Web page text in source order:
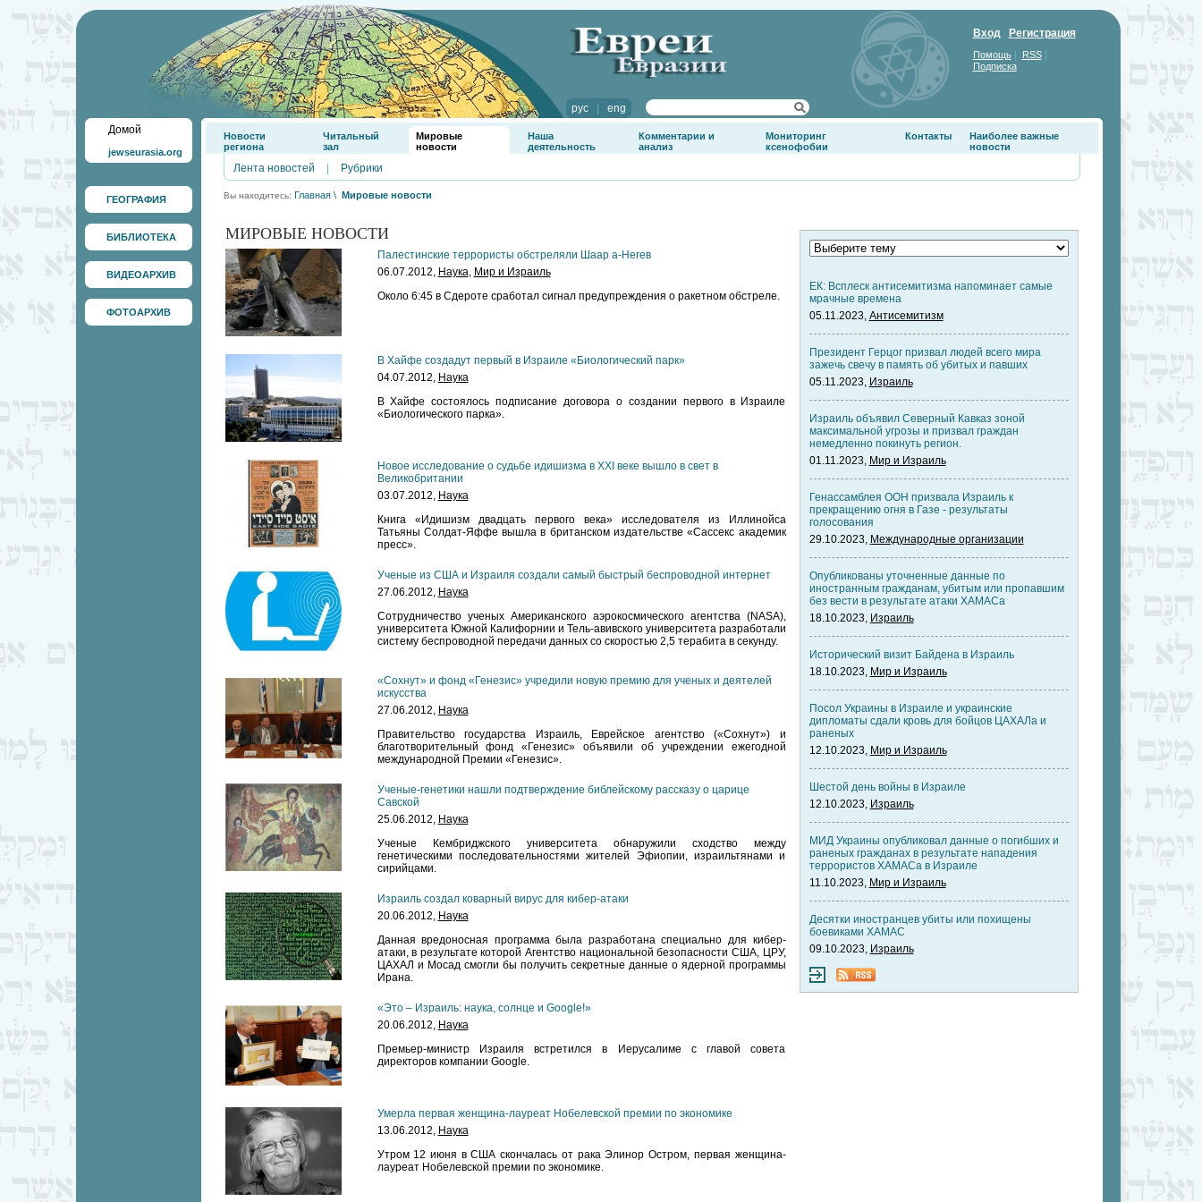
рус| eng
Вход Регистрация
Помощь| RSS|
Подписка
Домой
jewseurasia.org
ГЕОГРАФИЯ
БИБЛИОТЕКА
ВИДЕОАРХИВ
ФОТОАРХИВ
Новости
региона
Читальный
зал
Мировые
новости
Наша
деятельность
Комментарии и
анализ
Мониторинг
ксенофобии
Контакты
Наиболее важные
новости
Лента новостей Рубрики
Вы находитесь: Главная \ Мировые новости
МИРОВЫЕ НОВОСТИ
Палестинские террористы обстреляли Шаар а-Негев
06.07.2012, Наука, Мир и Израиль
Около 6:45 в Сдероте сработал сигнал предупреждения о ракетном обстреле.
В Хайфе создадут первый в Израиле «Биологический парк»
04.07.2012, Наука
В Хайфе состоялось подписание договора о создании первого в Израиле
«Биологического парка».
Новое исследование о судьбе идишизма в ХХI веке вышло в свет в
Великобритании
03.07.2012, Наука
Книга «Идишизм двадцать первого века» исследователя из Иллинойса
Татьяны Солдат-Яффе вышла в британском издательстве «Сассекс академик
пресс».
Ученые из США и Израиля создали самый быстрый беспроводной интернет
27.06.2012, Наука
Сотрудничество ученых Американского аэрокосмического агентства (NASA),
университета Южной Калифорнии и Тель-авивского университета разработали
систему беспроводной передачи данных со скоростью 2,5 терабита в секунду.
«Сохнут» и фонд «Генезис» учредили новую премию для ученых и деятелей
искусства
27.06.2012, Наука
Правительство государства Израиль, Еврейское агентство («Сохнут») и
благотворительный фонд «Генезис» объявили об учреждении ежегодной
международной Премии «Генезис».
Ученые-генетики нашли подтверждение библейскому рассказу о царице
Савской
25.06.2012, Наука
Ученые Кембриджского университета обнаружили сходство между
генетическими последовательностями жителей Эфиопии, израильтянами и
сирийцами.
Израиль создал коварный вирус для кибер-атаки
20.06.2012, Наука
Данная вредоносная программа была разработана специально для кибер-
атаки, в результате которой Агентство национальной безопасности США, ЦРУ,
ЦАХАЛ и Мосад смогли бы получить секретные данные о ядерной программы
Ирана.
«Это – Израиль: наука, солнце и Google!»
20.06.2012, Наука
Премьер-министр Израиля встретился в Иерусалиме с главой совета
директоров компании Google.
Умерла первая женщина-лауреат Нобелевской премии по экономике
13.06.2012, Наука
Утром 12 июня в США скончалась от рака Элинор Остром, первая женщина-
лауреат Нобелевской премии по экономике.
ЕК: Всплеск антисемитизма напоминает самые
мрачные времена
05.11.2023, Антисемитизм
Президент Герцог призвал людей всего мира
зажечь свечу в память об убитых и павших
05.11.2023, Израиль
Израиль объявил Северный Кавказ зоной
максимальной угрозы и призвал граждан
немедленно покинуть регион.
01.11.2023, Мир и Израиль
Генассамблея ООН призвала Израиль к
прекращению огня в Газе - результаты
голосования
29.10.2023, Международные организации
Опубликованы уточненные данные по
иностранным гражданам, убитым или пропавшим
без вести в результате атаки ХАМАСа
18.10.2023, Израиль
Исторический визит Байдена в Израиль
18.10.2023, Мир и Израиль
Посол Украины в Израиле и украинские
дипломаты сдали кровь для бойцов ЦАХАЛа и
раненых
12.10.2023, Мир и Израиль
Шестой день войны в Израиле
12.10.2023, Израиль
МИД Украины опубликовал данные о погибших и
раненых гражданах в результате нападения
террористов ХАМАСа в Израиле
11.10.2023, Мир и Израиль
Десятки иностранцев убиты или похищены
боевиками ХАМАС
09.10.2023, Израиль